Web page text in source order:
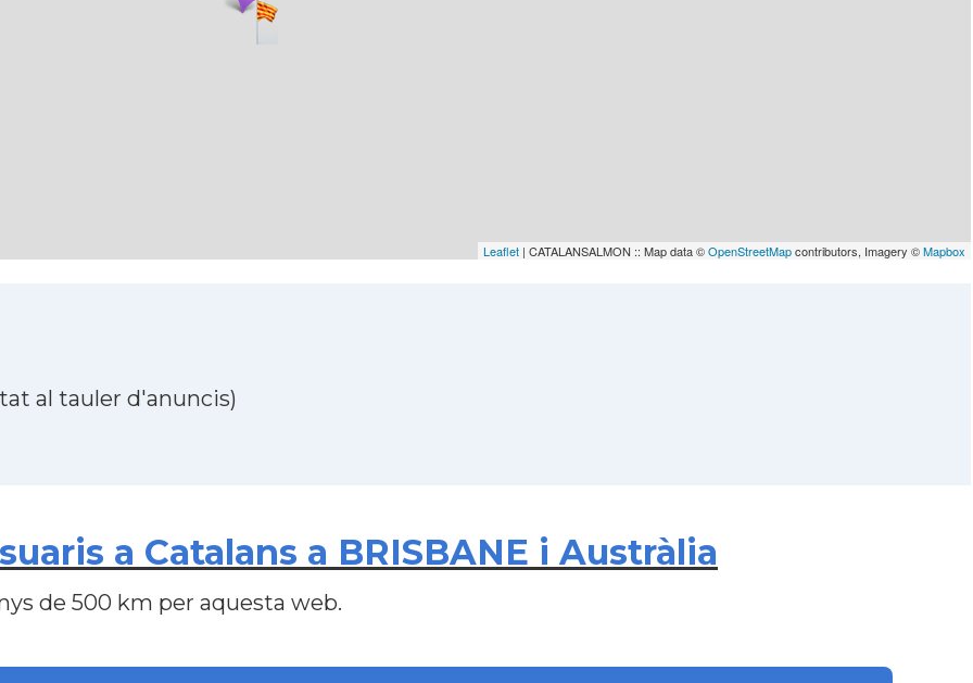
Leaflet | CATALANSALMON :: Map data ©OpenStreetMapcontributors, Imagery ©Mapbox
al tauler d'anuncis)
a Catalans a BRISBANE i Austràlia
de 500 km per aquesta web.